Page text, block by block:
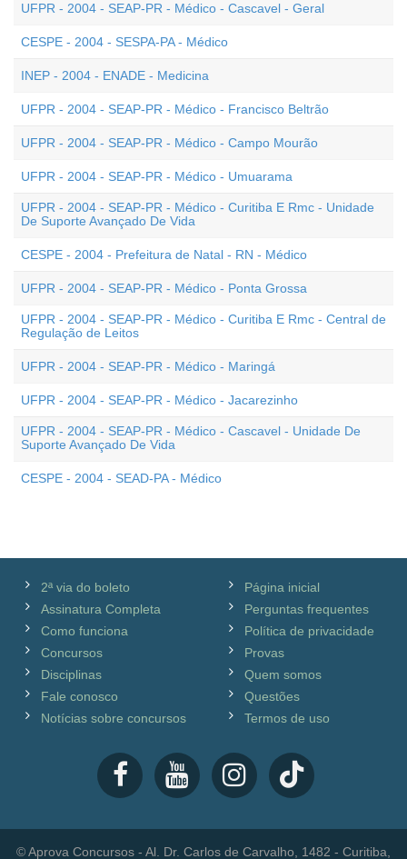
UFPR - 2004 - SEAP-PR - Médico - Cascavel - Geral
CESPE - 2004 - SESPA-PA - Médico
INEP - 2004 - ENADE - Medicina
UFPR - 2004 - SEAP-PR - Médico - Francisco Beltrão
UFPR - 2004 - SEAP-PR - Médico - Campo Mourão
UFPR - 2004 - SEAP-PR - Médico - Umuarama
UFPR - 2004 - SEAP-PR - Médico - Curitiba E Rmc - Unidade
De Suporte Avançado De Vida
CESPE - 2004 - Prefeitura de Natal - RN - Médico
UFPR - 2004 - SEAP-PR - Médico - Ponta Grossa
UFPR - 2004 - SEAP-PR - Médico - Curitiba E Rmc - Central de
Regulação de Leitos
UFPR - 2004 - SEAP-PR - Médico - Maringá
UFPR - 2004 - SEAP-PR - Médico - Jacarezinho
UFPR - 2004 - SEAP-PR - Médico - Cascavel - Unidade De
Suporte Avançado De Vida
CESPE - 2004 - SEAD-PA - Médico
2ª via do boleto
Assinatura Completa
Como funciona
Concursos
Disciplinas
Fale conosco
Notícias sobre concursos
Página inicial
Perguntas frequentes
Política de privacidade
Provas
Quem somos
Questões
Termos de uso
© Aprova Concursos - Al. Dr. Carlos de Carvalho, 1482 - Curitiba,